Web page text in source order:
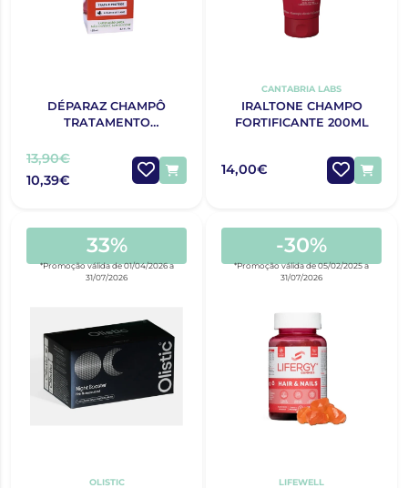
DÉPARAZ CHAMPÔ
TRATAMENTO
13,90€
10,39€
CANTABRIA LABS
IRALTONE CHAMPO
FORTIFICANTE 200ML
14,00€
33%
*Promoção válida de 01/04/2026 a
31/07/2026
OLISTIC
-30%
*Promoção válida de 05/02/2025 a
31/07/2026
LIFEWELL